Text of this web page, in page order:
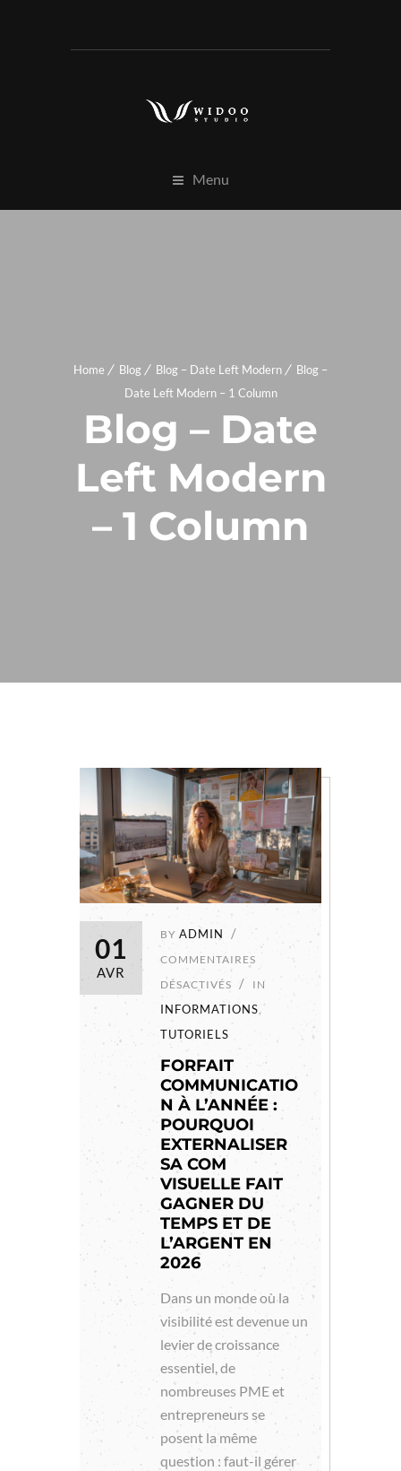
Menu
Home Blog Blog – Date Left Modern
Blog –
Date Left Modern – 1 Column
Blog – Date
Left Modern
– 1 Column
01
AVR
BY ADMIN
COMMENTAIRES
DÉSACTIVÉS
IN
INFORMATIONS,
TUTORIELS
FORFAIT
COMMUNICATIO
N À L’ANNÉE :
POURQUOI
EXTERNALISER
SA COM
VISUELLE FAIT
GAGNER DU
TEMPS ET DE
L’ARGENT EN
2026
Dans un monde où la
visibilité est devenue un
levier de croissance
essentiel, de
nombreuses PME et
entrepreneurs se
posent la même
question : faut-il gérer